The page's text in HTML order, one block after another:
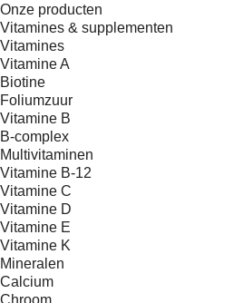
Onze producten
Vitamines & supplementen
Vitamines
Vitamine A
Biotine
Foliumzuur
Vitamine B
B-complex
Multivitaminen
Vitamine B-12
Vitamine C
Vitamine D
Vitamine E
Vitamine K
Mineralen
Calcium
Chroom